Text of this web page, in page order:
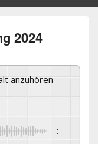
2024
anzuhören
-:--